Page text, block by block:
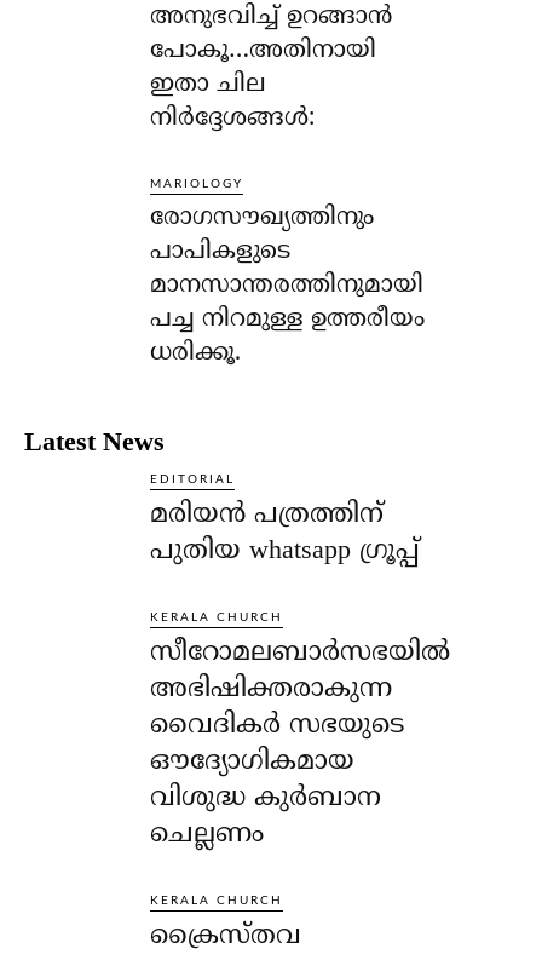
അനുഭവിച്ച് ഉറങ്ങാന്‍
പോകൂ…അതിനായി
ഇതാ ചില
നിര്‍ദ്ദേശങ്ങള്‍:
MARIOLOGY
രോഗസൗഖ്യത്തിനും
പാപികളുടെ
മാനസാന്തരത്തിനുമായി
പച്ച നിറമുള്ള ഉത്തരീയം
ധരിക്കൂ.
Latest News
EDITORIAL
മരിയൻ പത്രത്തിന്
പുതിയ whatsapp ഗ്രൂപ്പ്
KERALA CHURCH
സീറോമലബാർസഭയിൽ
അഭിഷിക്തരാകുന്ന
വൈദികർ സഭയുടെ
ഔദ്യോഗികമായ
വിശുദ്ധ കുർബാന
ചെല്ലണം
KERALA CHURCH
ക്രൈസ്തവ